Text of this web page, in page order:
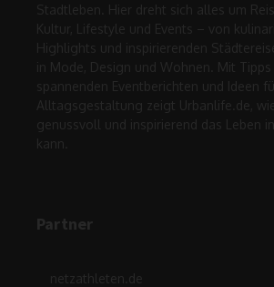
Stadtleben. Hier dreht sich alles um
Kultur, Lifestyle und Events – von
Highlights und inspirierenden
in Mode, Design und Wohnen. Mit Tipps
spannenden Eventberichten und Ideen
Alltagsgestaltung zeigt Urbanlife.de,
genussvoll und inspirierend das Leben
kann.
Partner
netzathleten.de